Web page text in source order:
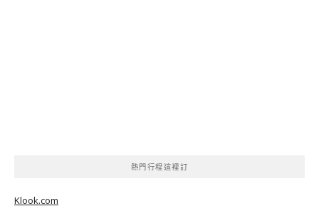
熱門行程這裡訂
Klook.com